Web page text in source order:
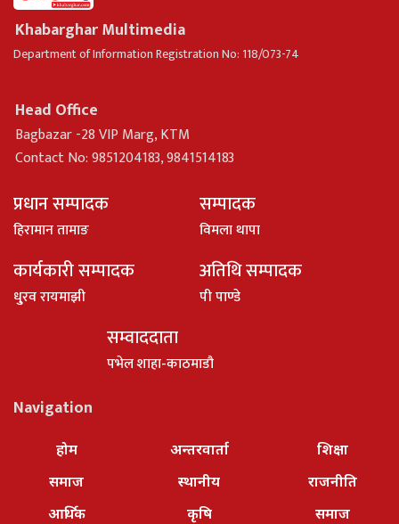
Khabarghar Multimedia
Department of Information Registration No: 118/073-74
Head Office
Bagbazar -28 VIP Marg, KTM
Contact No: 9851204183, 9841514183
प्रधान सम्पादक
हिरामान तामाङ
सम्पादक
विमला थापा
कार्यकारी सम्पादक
धु्रव रायमाझी
अतिथि सम्पादक
पी पाण्डे
सम्वाददाता
पभेल शाहा-काठमाडौ
Navigation
होम
समाज
आर्थिक
अन्तरवार्ता
स्थानीय
कृषि
शिक्षा
राजनीति
समाज